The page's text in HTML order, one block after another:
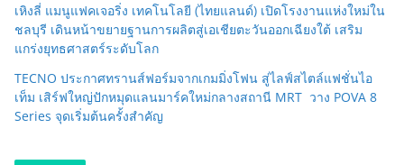
เหิงลี่ แมนูแฟคเจอริ่ง เทคโนโลยี (ไทยแลนด์) เปิดโรงงานแห่งใหม่ใน
ชลบุรี เดินหน้าขยายฐานการผลิตสู่เอเชียตะวันออกเฉียงใต้ เสริม
แกร่งยุทธศาสตร์ระดับโลก
TECNO ประกาศทรานส์ฟอร์มจากเกมมิ่งโฟน สู่ไลฟ์สไตล์แฟชั่นไอ
เท็ม เสิร์ฟใหญ่ปักหมุดแลนมาร์คใหม่กลางสถานี MRT วาง POVA 8
Series จุดเริ่มต้นครั้งสำคัญ